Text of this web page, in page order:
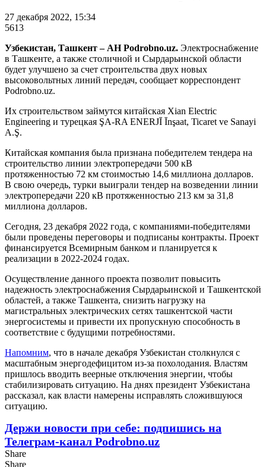
27 декабря 2022, 15:34
5613
Узбекистан, Ташкент – АН Podrobno.uz. Электроснабжение
в Ташкенте, а также столичной и Сырдарьинской области
будет улучшено за счет строительства двух новых
высоковольтных линий передач, сообщает корреспондент
Podrobno.uz.
Их строительством займутся китайская Xian Electric
Engineering и турецкая ŞA-RA ENERJĪ Īnşaat, Ticaret ve Sanayi
A.Ş.
Китайская компания была признана победителем тендера на
строительство линии электропередачи 500 кВ
протяженностью 72 км стоимостью 14,6 миллиона долларов.
В свою очередь, турки выиграли тендер на возведении линии
электропередачи 220 кВ протяженностью 213 км за 31,8
миллиона долларов.
Сегодня, 23 декабря 2022 года, с компаниями-победителями
были проведены переговоры и подписаны контракты. Проект
финансируется Всемирным банком и планируется к
реализации в 2022-2024 годах.
Осуществление данного проекта позволит повысить
надежность электроснабжения Сырдарьинской и Ташкентской
областей, а также Ташкента, снизить нагрузку на
магистральных электрических сетях ташкентской части
энергосистемы и привести их пропускную способность в
соответствие с будущими потребностями.
Напомним, что в начале декабря Узбекистан столкнулся с
масштабным энергодефицитом из-за похолодания. Властям
пришлось вводить веерные отключения энергии, чтобы
стабилизировать ситуацию. На днях президент Узбекистана
рассказал, как власти намерены исправлять сложившуюся
ситуацию.
Держи новости при себе: подпишись на
Телеграм-канал Podrobno.uz
Share
Share